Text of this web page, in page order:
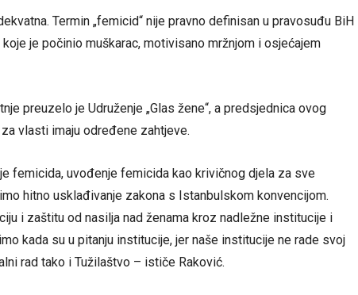
Termin „femicid“ nije pravno definisan u pravosuđu BiH
je počinio muškarac, motivisano mržnjom i osjećajem
preuzelo je Udruženje „Glas žene“, a predsjednica ovog
vlasti imaju određene zahtjeve.
femicida, uvođenje femicida kao krivičnog djela za sve
hitno usklađivanje zakona s Istanbulskom konvencijom.
i zaštitu od nasilja nad ženama kroz nadležne institucije i
kada su u pitanju institucije, jer naše institucije ne rade svoj
rad tako i Tužilaštvo – ističe Raković.